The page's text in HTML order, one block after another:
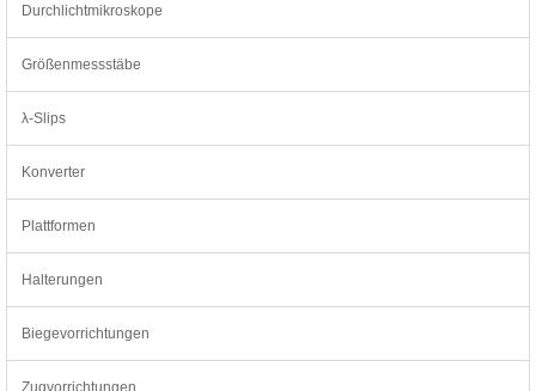
Durchlichtmikroskope
Größenmessstäbe
λ-Slips
Konverter
Plattformen
Halterungen
Biegevorrichtungen
Zugvorrichtungen